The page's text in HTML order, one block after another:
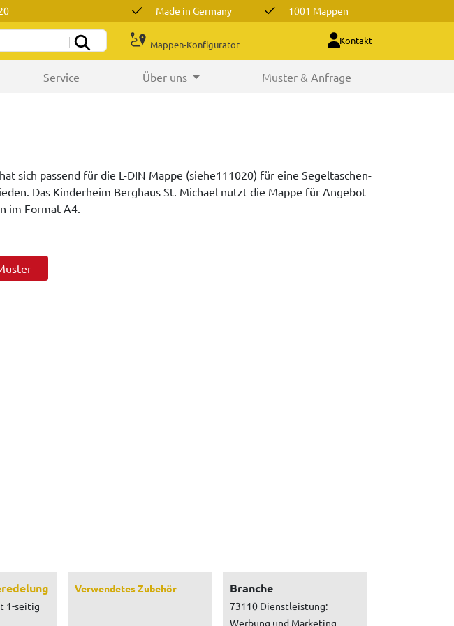
Made in Germany 1001 Mappen
Mappen-Konfigurator Kontakt
Service Über uns Muster & Anfrage
sich passend für die L-DIN Mappe (siehe111020) für eine Segeltaschen-
Das Kinderheim Berghaus St. Michael nutzt die Mappe für Angebot
im Format A4.
1-seitig
Verwendetes Zubehör Branche
73110 Dienstleistung:
Werbung und Marketing